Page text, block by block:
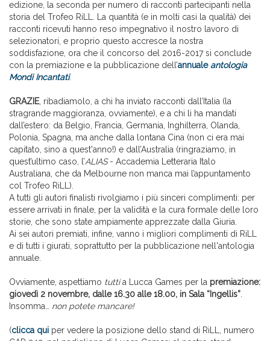
edizione, la seconda per numero di racconti partecipanti nella
storia del Trofeo RiLL. La quantità (e in molti casi la qualità) dei
racconti ricevuti hanno reso impegnativo il nostro lavoro di
selezionatori, e proprio questo accresce la nostra
soddisfazione, ora che il concorso del 2016-2017 si conclude
con la premiazione e la pubblicazione dell’annuale antologia
Mondi Incantati.
GRAZIE, ribadiamolo, a chi ha inviato racconti dall’Italia (la
stragrande maggioranza, ovviamente), e a chi li ha mandati
dall’estero: da Belgio, Francia, Germania, Inghilterra, Olanda,
Polonia, Spagna, ma anche dalla lontana Cina (non ci era mai
capitato, sino a quest'anno!) e dall’Australia (ringraziamo, in
quest’ultimo caso, l’ALIAS- Accademia Letteraria Italo
Australiana, che da Melbourne non manca mai l’appuntamento
col Trofeo RiLL).
A tutti gli autori finalisti rivolgiamo i più sinceri complimenti: per
essere arrivati in finale, per la validità e la cura formale delle loro
storie, che sono state ampiamente apprezzate dalla Giuria.
Ai sei autori premiati, infine, vanno i migliori complimenti di RiLL
e di tutti i giurati, soprattutto per la pubblicazione nell'antologia
annuale.
Ovviamente, aspettiamo tuttia Lucca Games per la premiazione:
giovedì 2 novembre, dalle 16.30 alle 18.00, in Sala “Ingellis”
Insomma… non potete mancare!
(clicca qui per vedere la posizione dello stand di RiLL, numero